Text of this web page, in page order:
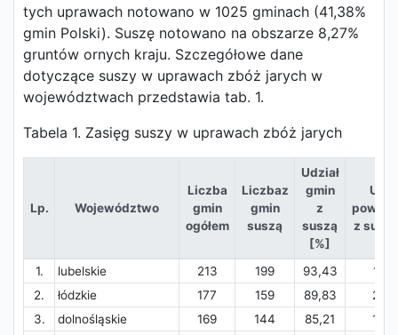
tych uprawach notowano w 1025 gminach (41,38%
gmin Polski). Suszę notowano na obszarze 8,27%
gruntów ornych kraju. Szczegółowe dane
dotyczące suszy w uprawach zbóż jarych w
województwach przedstawia tab. 1.
Tabela 1. Zasięg suszy w uprawach zbóż jarych
Lp. Województwo
Liczba
gmin
ogółem
Liczbaz
gmin
suszą
Udział
gmin
z
suszą
[%]
z
1. lubelskie 213 199 93,43
2.
łódzkie 177 159 89,83
3.
dolnośląskie 169 144 85,21